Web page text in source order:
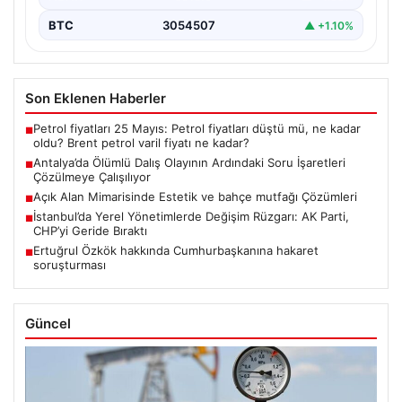
BTC 3054507 ▲ +1.10%
Son Eklenen Haberler
■Petrol fiyatları 25 Mayıs: Petrol fiyatları düştü mü, ne kadar
oldu? Brent petrol varil fiyatı ne kadar?
■Antalya’da Ölümlü Dalış Olayının Ardındaki Soru İşaretleri
Çözülmeye Çalışılıyor
■Açık Alan Mimarisinde Estetik ve bahçe mutfağı Çözümleri
■İstanbul’da Yerel Yönetimlerde Değişim Rüzgarı: AK Parti,
CHP’yi Geride Bıraktı
■Ertuğrul Özkök hakkında Cumhurbaşkanına hakaret
soruşturması
Güncel